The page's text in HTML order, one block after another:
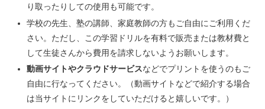
り取ったりしての使用も可能です。
学校の先生、塾の講師、家庭教師の方もご自由にご利用くだ
さい。ただし、この学習ドリルを有料で販売または教材費と
して生徒さんから費用を請求しないようお願いします。
動画サイトやクラウドサービスなどでプリントを使うのもご
自由に行なってください。（動画サイトなどで紹介する場合
は当サイトにリンクをしていただけると嬉しいです。）